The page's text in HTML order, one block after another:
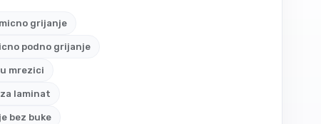
grijanje
podno grijanje
mrezici
laminat
bez buke